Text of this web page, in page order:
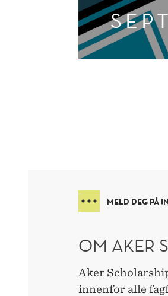
MELD DEG PÅ
OM AKER
Aker
innenfor alle